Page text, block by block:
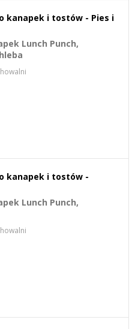
kanapek i tostów - Pies i
Lunch Punch,
kanapek i tostów -
Lunch Punch,